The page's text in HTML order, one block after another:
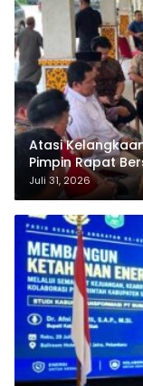
Atasi
Pimpin Rapat
Pertamina
Juli 31, 2026